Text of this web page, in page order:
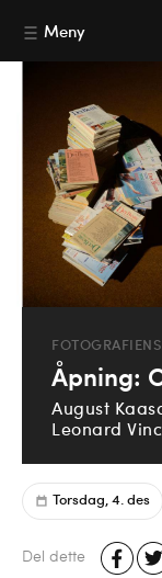
Meny
Åpning:
August
Leonard
Torsdag, 4. des
Del dette